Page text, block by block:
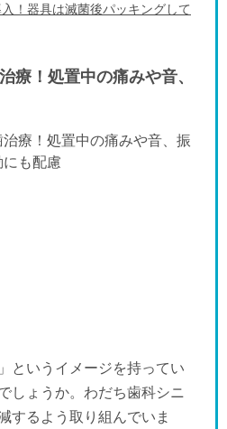
！器具は滅菌後パッキングして
療！処置中の痛みや音、
というイメージを持ってい
しょうか。わだち歯科シニ
するよう取り組んでいま